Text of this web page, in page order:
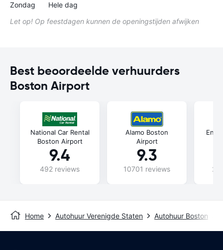
Zondag
Hele dag
Let op! Op feestdagen kunnen de openingstijden afwijken
Best beoordeelde verhuurders
Boston Airport
National Car Rental
Boston Airport
9.4
492 reviews
Alamo Boston
Airport
9.3
10701 reviews
Home Autohuur Verenigde Staten Autohuur Boston